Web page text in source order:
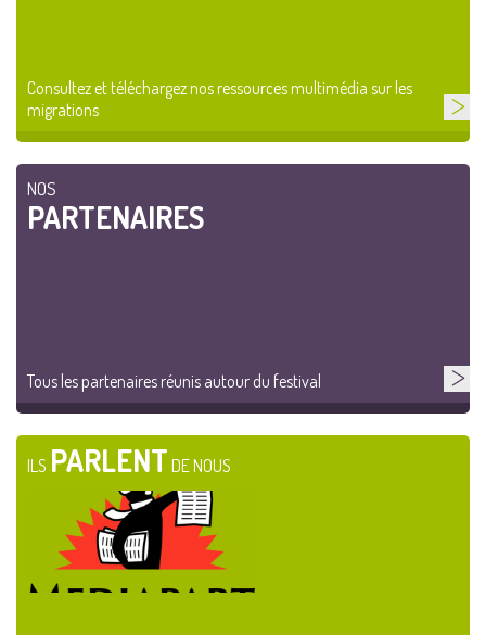
Consultez et téléchargez nos ressources multimédia sur les
migrations
NOS
PARTENAIRES
Tous les partenaires réunis autour du festival
ILS PARLENT DE NOUS